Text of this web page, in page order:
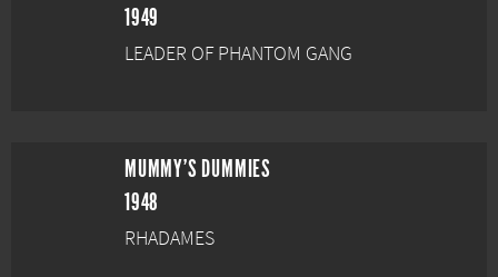
1949
LEADER OF PHANTOM GANG
MUMMY'S DUMMIES
1948
RHADAMES